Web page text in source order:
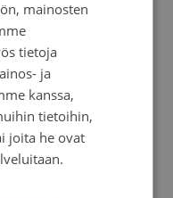
Alkuun
syövän
kuin
kiinnostuksen
kiinnostunut siitä,
etukäteen
SWEDISH
mainosten
tietoja
ja
kanssa,
tietoihin,
joita he ovat